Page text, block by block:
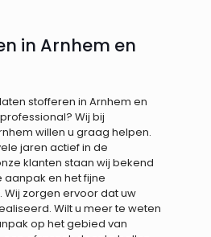
in Arnhem en
stofferen in Arnhem en
Wij bij
willen u graag helpen.
jaren actief in de
klanten staan wij bekend
en het fijne
zorgen ervoor dat uw
Wilt u meer te weten
op het gebied van